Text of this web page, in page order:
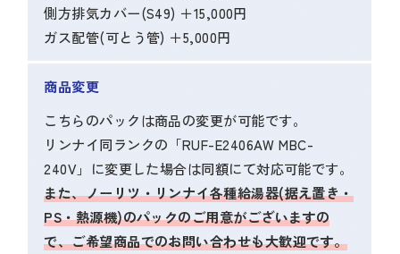
側方排気カバー(S49) ＋15,000円
ガス配管(可とう管) ＋5,000円
商品変更
こちらのパックは商品の変更が可能です。
リンナイ同ランクの「RUF-E2406AW MBC-
240V」に変更した場合は同額にて対応可能です。
また、ノーリツ・リンナイ各種給湯器(据え置き・
PS・熱源機)のパックのご用意がございますの
で、ご希望商品でのお問い合わせも大歓迎です。